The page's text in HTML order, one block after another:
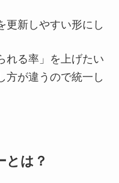
更新しやすい形にし
れる率」を上げたい
方が違うので統一し
とは？